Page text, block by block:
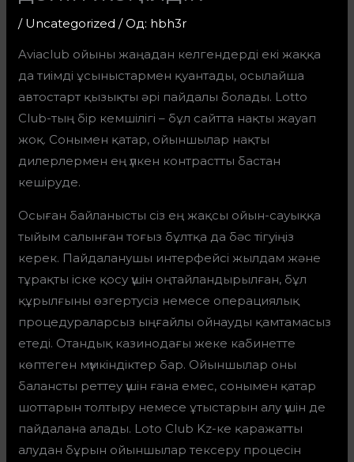
/ Uncategorized / Од: hbh3r
Aviaclub ойыны жаңадан келгендерді екі жаққа
да тиімді ұсыныстармен қуантады, осылайша
автостарт қызықты әрі пайдалы болады. Lotto
Club-тың бір кемшілігі – бұл сайтта нақты жауап
жоқ. Сонымен қатар, ойыншылар нақты
дилерлермен ең үлкен контрастты бастан
кешіруде.
Осыған байланысты сіз ең жақсы ойын-сауыққа
тыйым салынған тоғыз бұлтқа да бәс тігуіңіз
керек. Пайдаланушы интерфейсі жылдам және
тұрақты іске қосу үшін оңтайландырылған, бұл
құрылғыны өзгертусіз немесе операциялық
процедураларсыз ыңғайлы ойнауды қамтамасыз
етеді. Отандық казинодағы жеке кабинетте
көптеген мүмкіндіктер бар. Ойыншылар оны
балансты реттеу үшін ғана емес, сонымен қатар
шоттарын толтыру немесе ұтыстарын алу үшін де
пайдалана алады. Loto Club Kz-ке қаражатты
алудан бұрын ойыншылар тексеру процесін